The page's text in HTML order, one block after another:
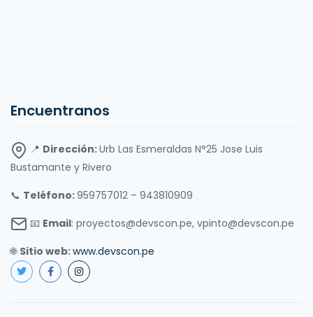
Encuentranos
📍 Dirección:Urb Las Esmeraldas N°25 Jose Luis
Bustamante y Rivero
📞 Teléfono:959757012 – 943810909
📧 Email: proyectos@devscon.pe, vpinto@devscon.pe
🌐 Sitio web:www.devscon.pe